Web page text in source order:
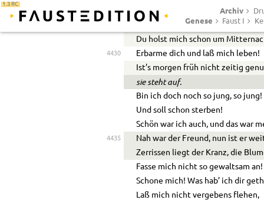
1.3 RC
Archiv
Genese Faust I
Wer hat dir Henker diese Macht
Ueber mich gegeben!
Du holst mich schon um
4430
Erbarme dich und laß mich leben!
Ist’s morgen früh nicht zeitig
sie steht auf.
Bin ich doch noch so jung, so jung!
Und soll schon sterben!
Schön war ich auch, und das war
4435
Nah war der Freund, nun ist er
Zerrissen liegt der Kranz, die
Fasse mich nicht so gewaltsam an!
Schone mich! Was hab’ ich dir
Laß mich nicht vergebens flehen,